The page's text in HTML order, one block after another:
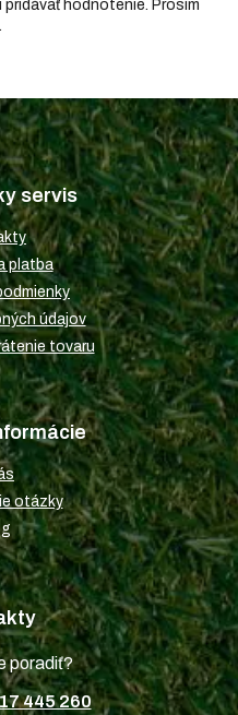
hodnotenie. Prosím
servis
platba
údajov
tovaru
otázky
poradiť?
445 260